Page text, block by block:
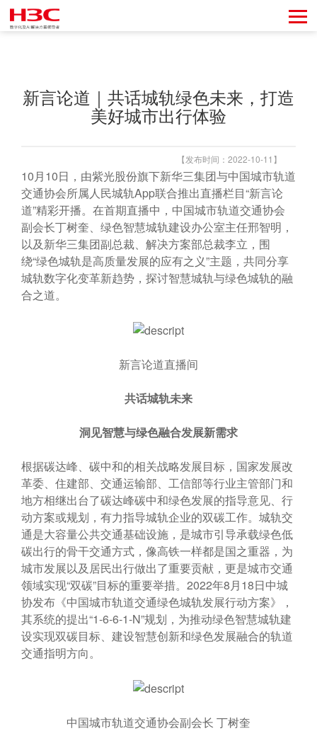
新言论道｜共话城轨绿色未来，打造
美好城市出行体验
【发布时间：2022-10-11】
10月10日，由紫光股份旗下新华三集团与中国城市轨道
交通协会所属人民城轨App联合推出直播栏目“新言论
道”精彩开播。在首期直播中，中国城市轨道交通协会
副会长丁树奎、绿色智慧城轨建设办公室主任邢智明，
以及新华三集团副总裁、解决方案部总裁李立，围
绕“绿色城轨是高质量发展的应有之义”主题，共同分享
城轨数字化变革新趋势，探讨智慧城轨与绿色城轨的融
合之道。
新言论道直播间
共话城轨未来
洞见智慧与绿色融合发展新需求
根据碳达峰、碳中和的相关战略发展目标，国家发展改
革委、住建部、交通运输部、工信部等行业主管部门和
地方相继出台了碳达峰碳中和绿色发展的指导意见、行
动方案或规划，有力指导城轨企业的双碳工作。城轨交
通是大容量公共交通基础设施，是城市引导承载绿色低
碳出行的骨干交通方式，像高铁一样都是国之重器，为
城市发展以及居民出行做出了重要贡献，更是城市交通
领域实现“双碳”目标的重要举措。2022年8月18日中城
协发布《中国城市轨道交通绿色城轨发展行动方案》，
其系统的提出“1-6-6-1-N”规划，为推动绿色智慧城轨建
设实现双碳目标、建设智慧创新和绿色发展融合的轨道
交通指明方向。
中国城市轨道交通协会副会长 丁树奎